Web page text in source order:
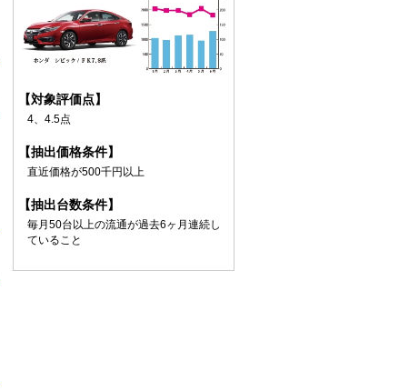
【対象評価点】
4、4.5点
【抽出価格条件】
直近価格が500千円以上
【抽出台数条件】
毎月50台以上の流通が過去6ヶ月連続し
ていること